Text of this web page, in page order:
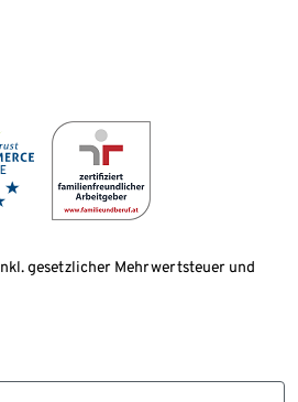
gesetzlicher Mehrwertsteuer und